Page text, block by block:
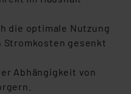
die optimale Nutzung
Stromkosten gesenkt
Abhängigkeit von